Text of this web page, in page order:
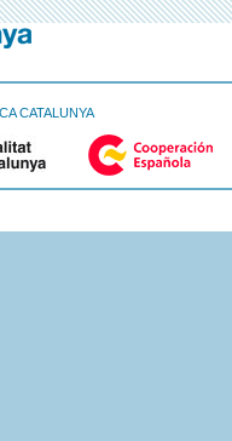
CATALUNYA